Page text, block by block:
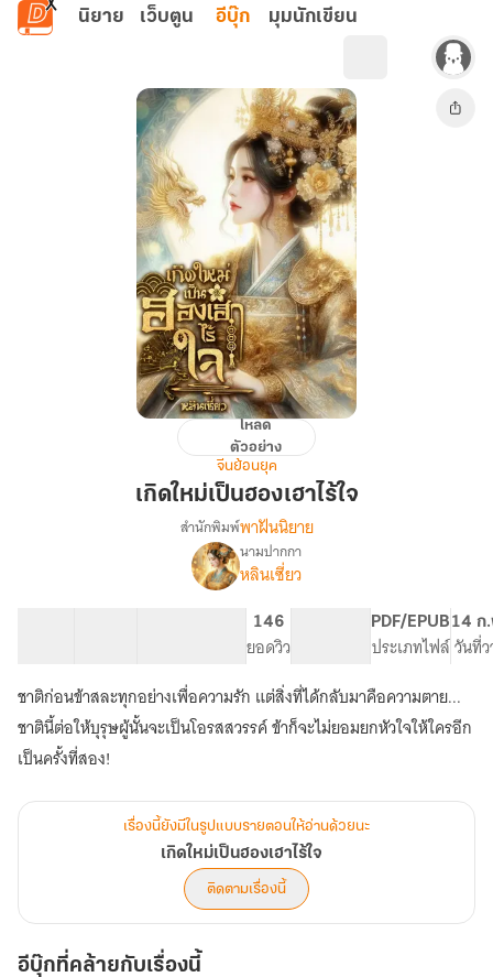
ข้ามไปยังเนื้อหาหลัก
นิยาย เว็บตูน อีบุ๊ก มุมนักเขียน
เป็น
โหลด
ตัวอย่าง
จีนย้อนยุค
เกิดใหม่เป็นฮองเฮาไร้ใจ
เรื่อง
เกิด
ใหม่
เป็น
ฮองเฮา
ไร้
ใจ
สำนักพิมพ์พาฝันนิยาย
นามปากกา
หลินเซี่ยว
146
ยอดวิว
PDF/EPUB
ประเภทไฟล์
14 ก
วันที่
ชาติก่อนข้าสละทุกอย่างเพื่อความรัก แต่สิ่งที่ได้กลับมาคือความตาย...
ชาตินี้ต่อให้บุรุษผู้นั้นจะเป็นโอรสสวรรค์ ข้าก็จะไม่ยอมยกหัวใจให้ใครอีก
เรื่องนี้ยังมีในรูปแบบรายตอนให้อ่านด้วยนะ
เกิดใหม่เป็นฮองเฮาไร้ใจ
ติดตามเรื่องนี้
อีบุ๊กที่คล้ายกับเรื่องนี้